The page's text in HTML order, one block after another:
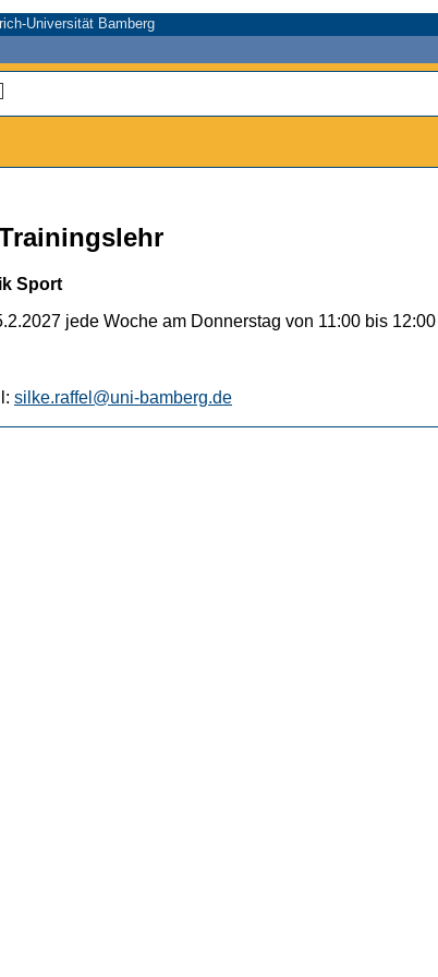
Universität Bamberg
Sport
jede Woche am Donnerstag von 11:00 bis 12:00
silke.raffel@uni-bamberg.de